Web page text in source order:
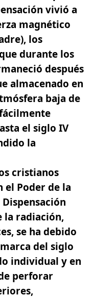
vivió a
magnético
los
durante los
después
almacenado en
baja de
el siglo IV
la
cristianos
el Poder de la
la radiación,
se ha debido
del siglo
individual y en
perforar